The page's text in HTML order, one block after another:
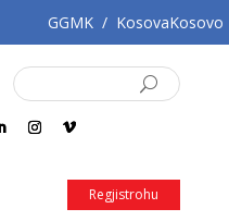
GGMK / KosovaKosovo
Regjistrohu